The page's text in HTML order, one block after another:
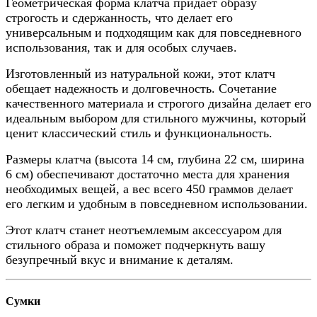
строгость и сдержанность, что делает его
универсальным и подходящим как для повседневного
использования, так и для особых случаев.
Изготовленный из натуральной кожи, этот клатч
обещает надежность и долговечность. Сочетание
качественного материала и строгого дизайна делает его
идеальным выбором для стильного мужчины, который
ценит классический стиль и функциональность.
Размеры клатча (высота 14 см, глубина 22 см, ширина
6 см) обеспечивают достаточно места для хранения
необходимых вещей, а вес всего 450 граммов делает
его легким и удобным в повседневном использовании.
Этот клатч станет неотъемлемым аксессуаром для
стильного образа и поможет подчеркнуть вашу
безупречный вкус и внимание к деталям.
Сумки